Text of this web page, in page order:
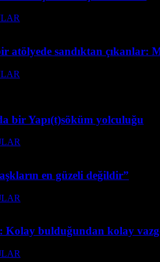
atölyede sandıktan
bir Yapı(t)söküm yolculuğu
en güzeli değildir”
Kolay bulduğundan kolay